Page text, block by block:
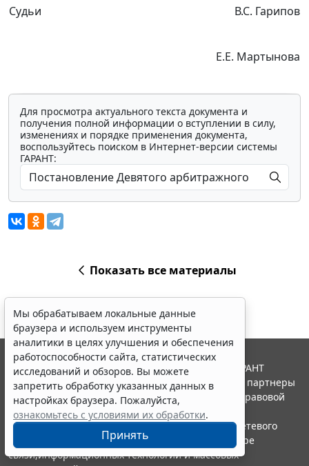
Судьи В.С. Гарипов
Е.Е. Мартынова
Для просмотра актуального текста документа и
получения полной информации о вступлении в силу,
изменениях и порядке применения документа,
воспользуйтесь поиском в Интернет-версии системы
ГАРАНТ:
Показать все материалы
Мы обрабатываем локальные данные
браузера и используем инструменты
аналитики в целях улучшения и обеспечения
работоспособности сайта, статистических
исследований и обзоров. Вы можете
запретить обработку указанных данных в
настройках браузера. Пожалуйста,
ознакомьтесь с условиями их обработки.
Принять
© ООО "НПП "ГАРАНТ-СЕРВИС", 2026. Система ГАРАНТ
выпускается с 1990 года. Компания "Гарант" и ее партнеры
являются участниками Российской ассоциации правовой
информации ГАРАНТ.
Портал ГАРАНТ.РУ зарегистрирован в качестве сетевого
издания Федеральной службой по надзору в сфере
связи,информационных технологий и массовых